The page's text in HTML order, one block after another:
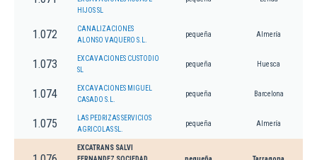
HIJOS SL
1.072
CANALIZACIONES
ALONSO VAQUERO S.L.
pequeña Almería
1.073
EXCAVACIONES CUSTODIO
SL
pequeña Huesca
1.074
EXCAVACIONES MIGUEL
CASADO S.L.
pequeña Barcelona
1.075
LAS PEDRIZAS SERVICIOS
AGRICOLAS SL.
pequeña Almería
EXCATRANS SALVI